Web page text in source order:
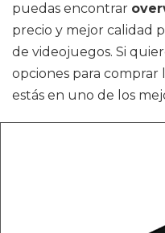
puedas encontrar
precio y mejor calidad
de videojuegos. Si
opciones para comprar
estás en uno de los